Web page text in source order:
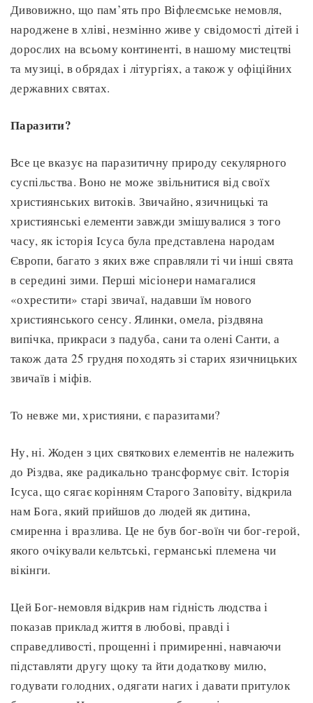
Дивовижно, що пам’ять про Віфлеємське немовля,
народжене в хліві, незмінно живе у свідомості дітей і
дорослих на всьому континенті, в нашому мистецтві
та музиці, в обрядах і літургіях, а також у офіційних
державних святах.
Паразити?
Все це вказує на паразитичну природу секулярного
суспільства. Воно не може звільнитися від своїх
християнських витоків. Звичайно, язичницькі та
християнські елементи завжди змішувалися з того
часу, як історія Ісуса була представлена народам
Європи, багато з яких вже справляли ті чи інші свята
в середині зими. Перші місіонери намагалися
«охрестити» старі звичаї, надавши їм нового
християнського сенсу. Ялинки, омела, різдвяна
випічка, прикраси з падуба, сани та олені Санти, а
також дата 25 грудня походять зі старих язичницьких
звичаїв і міфів.
То невже ми, християни, є паразитами?
Ну, ні. Жоден з цих святкових елементів не належить
до Різдва, яке радикально трансформує світ. Історія
Ісуса, що сягає корінням Старого Заповіту, відкрила
нам Бога, який прийшов до людей як дитина,
смиренна і вразлива. Це не був бог-воїн чи бог-герой,
якого очікували кельтські, германські племена чи
вікінги.
Цей Бог-немовля відкрив нам гідність людства і
показав приклад життя в любові, правді і
справедливості, прощенні і примиренні, навчаючи
підставляти другу щоку та йти додаткову милю,
годувати голодних, одягати нагих і давати притулок